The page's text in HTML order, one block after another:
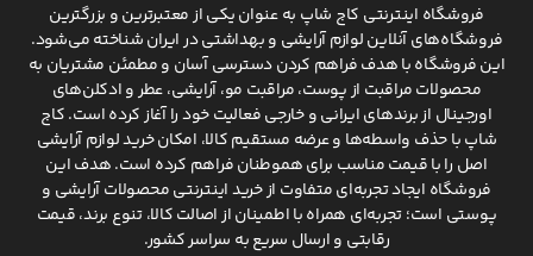
فروشگاه اینترنتی کاج شاپ به عنوان یکی از معتبرترین و بزرگترین
فروشگاه‌های آنلاین لوازم آرایشی و بهداشتی در ایران شناخته می‌شود.
این فروشگاه با هدف فراهم کردن دسترسی آسان و مطمئن مشتریان به
محصولات مراقبت از پوست، مراقبت مو، آرایشی، عطر و ادکلن‌های
اورجینال از برندهای ایرانی و خارجی فعالیت خود را آغاز کرده است. کاج
شاپ با حذف واسطه‌ها و عرضه مستقیم کالا، امکان خرید لوازم آرایشی
اصل را با قیمت مناسب برای هموطنان فراهم کرده است. هدف این
فروشگاه ایجاد تجربه‌ای متفاوت از خرید اینترنتی محصولات آرایشی و
پوستی است؛ تجربه‌ای همراه با اطمینان از اصالت کالا، تنوع برند، قیمت
رقابتی و ارسال سریع به سراسر کشور.